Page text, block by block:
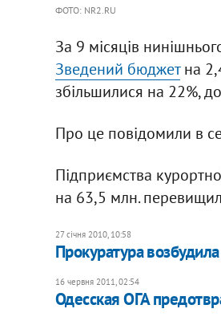
ФОТО: NR2.RU
За 9 місяців
Зведений бюджетна
збільшилися на 22%,
Про це повідомили в
Підприємства
на 63,5 млн.
27 січня 2010, 10:58
Прокуратура
16 червня 2011, 02:54
Одесская ОГА